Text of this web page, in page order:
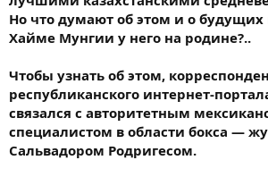
Но что думают об этом и о будущих
Хайме Мунгии у него на родине?..
Чтобы узнать об этом,
республиканского интернет-
связался с авторитетным
специалистом в области бокса —
Сальвадором Родригесом.